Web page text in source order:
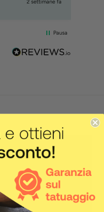
2 settimane fa
Pausa